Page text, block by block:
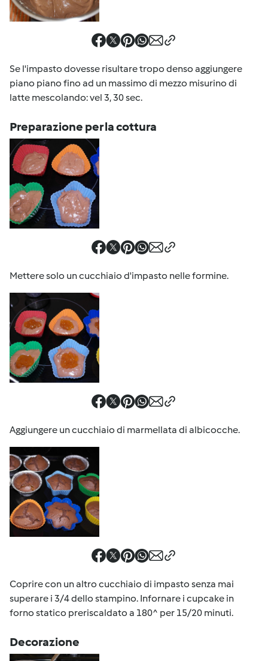
Se l'impasto dovesse risultare tropo denso aggiungere
piano piano fino ad un massimo di mezzo misurino di
latte mescolando: vel 3, 30 sec.
Preparazione per la cottura
Mettere solo un cucchiaio d'impasto nelle formine.
Aggiungere un cucchiaio di marmellata di albicocche.
Coprire con un altro cucchiaio di impasto senza mai
superare i 3/4 dello stampino. Infornare i cupcake in
forno statico preriscaldato a 180^ per 15/20 minuti.
Decorazione